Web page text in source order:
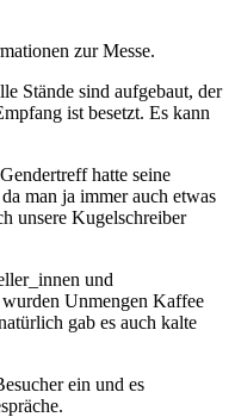
zur Messe.
Stände sind aufgebaut, der
ist besetzt. Es kann
hatte seine
man ja immer auch etwas
unsere Kugelschreiber
und
Unmengen Kaffee
gab es auch kalte
ein und es